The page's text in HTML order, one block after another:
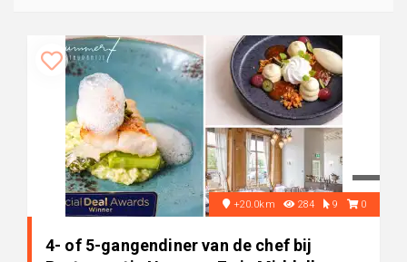
+20.0km 284 9 0
4- of 5-gangendiner van de chef bij